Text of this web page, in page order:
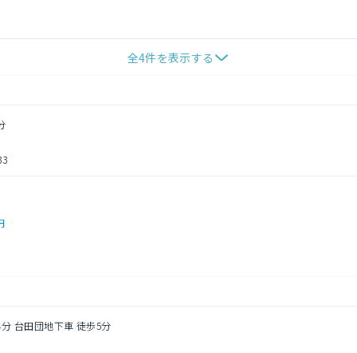
全4件を表示する
台田団地下車 徒歩5分